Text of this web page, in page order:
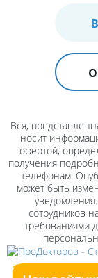
Вся,
носит
офертой,
получения
телефонам.
может быть
сотрудников
требованиями